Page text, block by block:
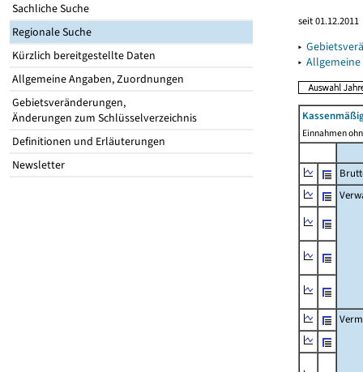
Sachliche Suche
Regionale Suche
Kürzlich bereitgestellte Daten
Allgemeine Angaben, Zuordnungen
Gebietsveränderungen,
Änderungen zum Schlüsselverzeichnis
Definitionen und Erläuterungen
Newsletter
seit 01.12.2011
▸
▸
Einnahmen